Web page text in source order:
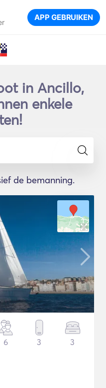
APP GEBRUIKEN
in Ancillo,
enkele
de bemanning.
6 3 3